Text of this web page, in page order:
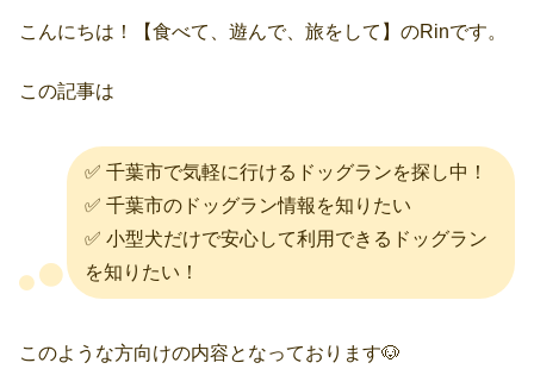
こんにちは！【食べて、遊んで、旅をして】のRinです。
この記事は
✅ 千葉市で気軽に行けるドッグランを探し中！
✅ 千葉市のドッグラン情報を知りたい
✅ 小型犬だけで安心して利用できるドッグラン
を知りたい！
このような方向けの内容となっております🐶